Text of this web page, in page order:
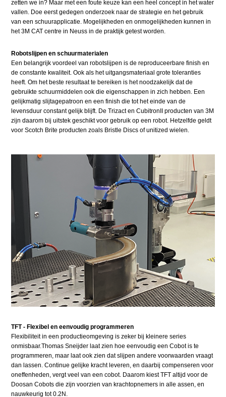
zetten we in? Maar met een foute keuze kan een heel concept in het water
vallen. Doe eerst gedegen onderzoek naar de strategie en het gebruik
van een schuurapplicatie. Mogelijkheden en onmogelijkheden kunnen in
het 3M CAT centre in Neuss in de praktijk getest worden.
Robotslijpen en schuurmaterialen
Een belangrijk voordeel van robotslijpen is de reproduceerbare finish en
de constante kwaliteit. Ook als het uitgangsmateriaal grote toleranties
heeft. Om het beste resultaat te bereiken is het noodzakelijk dat de
gebruikte schuurmiddelen ook die eigenschappen in zich hebben. Een
gelijkmatig slijtagepatroon en een finish die tot het einde van de
levensduur constant gelijk blijft. De Trizact en CubitronII producten van 3M
zijn daarom bij uitstek geschikt voor gebruik op een robot. Hetzelfde geldt
voor Scotch Brite producten zoals Bristle Discs of unitized wielen.
TFT - Flexibel en eenvoudig programmeren
Flexibiliteit in een productieomgeving is zeker bij kleinere series
onmisbaar.Thomas Sneijder laat zien hoe eenvoudig een Cobot is te
programmeren, maar laat ook zien dat slijpen andere voorwaarden vraagt
dan lassen. Continue gelijke kracht leveren, en daarbij compenseren voor
oneffenheden, vergt veel van een cobot. Daarom kiest TFT altijd voor de
Doosan Cobots die zijn voorzien van krachtopnemers in alle assen, en
nauwkeurig tot 0.2N.